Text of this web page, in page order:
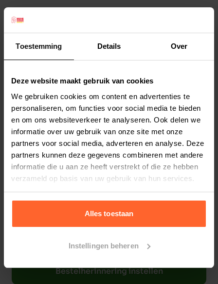
Toestemming Details Over
Deze website maakt gebruik van cookies
We gebruiken cookies om content en advertenties te
personaliseren, om functies voor social media te bieden
en om ons websiteverkeer te analyseren. Ook delen we
informatie over uw gebruik van onze site met onze
partners voor social media, adverteren en analyse. Deze
partners kunnen deze gegevens combineren met andere
informatie die u aan ze heeft verstrekt of die ze hebben
verzameld op basis van uw gebruik van hun services.
Alles toestaan
Instellingen beheren
De Beeztees wondspray voor honden is ideaal
slijmvliezen en wonden. Deze wondspray kan op
een efficiente manier wonden schoonmaken, het
bereikbare wondplekken betrouwbaar reinigen.
Dankzij de vloeibare vetvrije doseringsvorm
worden dode cellen, vetdeeltjes en talgresten
volledig verwijderd. De wondspray ondersteunt
wondgenezing optimaal en helpt infecties te
voorkomen.
De Beeztees wondspray voor honden heeft een
inhoud van 75 ml.
Lees meer
Productspecificaties
Stel uw bestelherinnering in:(2 weken)
Elke
2 weken
Elke
4 weken
Elke
6 weken
Bestelherinnering instellen